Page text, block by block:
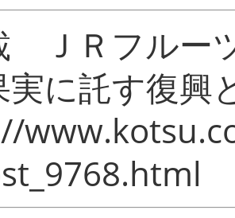
ＪＲフルー
に託す復興